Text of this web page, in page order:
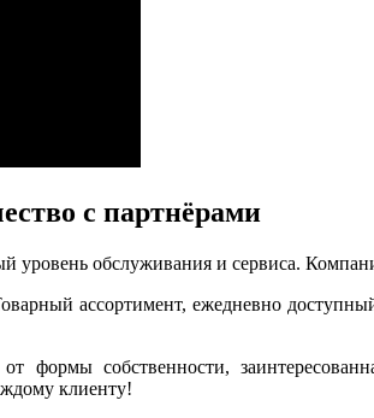
с партнёрами
обслуживания и сервиса.
ассортимент, ежедневно
собственности,
клиенту!